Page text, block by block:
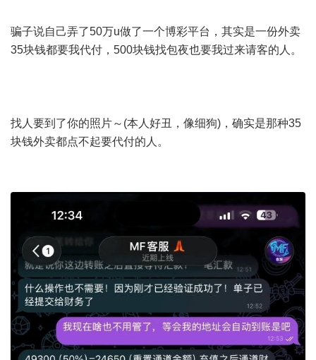
骗子说自己弄了50万u做了一个博彩平台，其实是一份外卖
35块钱都要我代付，500块钱找包夜也要我过来请客的人。
找人要到了你的照片～(本人好丑，像细狗)，确实是那种35
块钱外卖都点不起要代付的人。